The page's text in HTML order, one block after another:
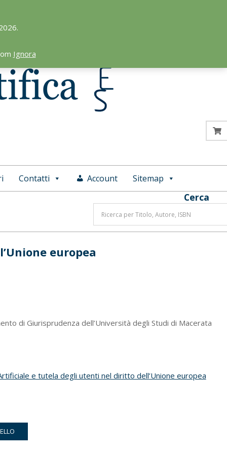
Ignora
Contatti Account Sitemap
Cerca
europea
di Giurisprudenza dell’Università degli Studi di Macerata
e tutela degli utenti nel diritto dell’Unione europea